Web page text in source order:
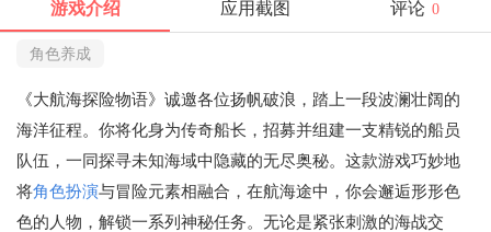
游戏介绍 应用截图 评论 0
角色养成
《大航海探险物语》诚邀各位扬帆破浪，踏上一段波澜壮阔的
海洋征程。你将化身为传奇船长，招募并组建一支精锐的船员
队伍，一同探寻未知海域中隐藏的无尽奥秘。这款游戏巧妙地
将角色扮演与冒险元素相融合，在航海途中，你会邂逅形形色
色的人物，解锁一系列神秘任务。无论是紧张刺激的海战交